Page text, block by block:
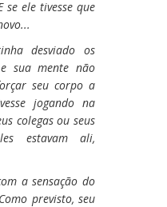
se ele tivesse que
desviado os
e sua mente não
seu corpo a
jogando na
colegas ou seus
estavam ali,
a sensação do
previsto, seu